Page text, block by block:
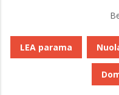
LEA parama